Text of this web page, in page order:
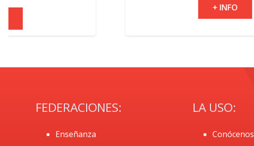
FEDERACIONES:
Enseñanza
LA USO:
Conócenos